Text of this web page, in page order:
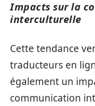
Impacts sur la
interculturelle
Cette tendance
traducteurs en
également un
communication